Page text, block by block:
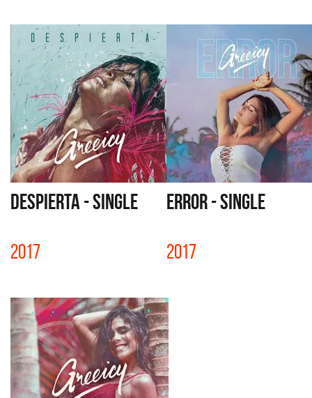
DESPIERTA - SINGLE
2017
ERROR - SINGLE
2017